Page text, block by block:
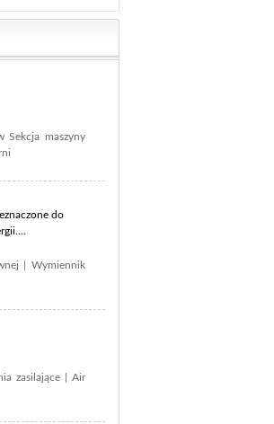
Sekcja maszyny
do
|Wymiennik
zasilające|Air